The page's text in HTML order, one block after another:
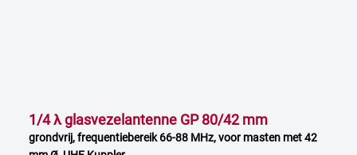
1/4 λ glasvezelantenne GP 80/42 mm
grondvrij, frequentiebereik 66-88 MHz, voor masten met 42